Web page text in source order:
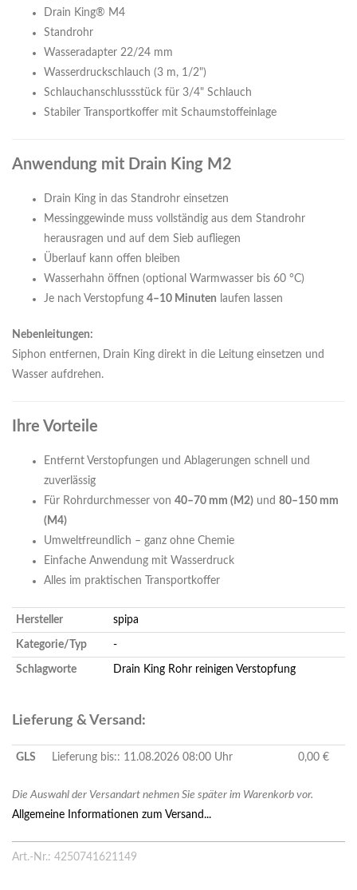
Drain King® M4
Standrohr
Wasseradapter 22/24 mm
Wasserdruckschlauch (3 m, 1/2")
Schlauchanschlussstück für 3/4" Schlauch
Stabiler Transportkoffer mit Schaumstoffeinlage
Anwendung mit Drain King M2
Drain King in das Standrohr einsetzen
Messinggewinde muss vollständig aus dem Standrohr
herausragen und auf dem Sieb aufliegen
Überlauf kann offen bleiben
Wasserhahn öffnen (optional Warmwasser bis 60 °C)
Je nach Verstopfung 4–10 Minuten laufen lassen
Nebenleitungen:
Siphon entfernen, Drain King direkt in die Leitung einsetzen und
Wasser aufdrehen.
Ihre Vorteile
Entfernt Verstopfungen und Ablagerungen schnell und
zuverlässig
Für Rohrdurchmesser von 40–70 mm (M2) und 80–150 mm
(M4)
Umweltfreundlich – ganz ohne Chemie
Einfache Anwendung mit Wasserdruck
Alles im praktischen Transportkoffer
Hersteller spipa
Kategorie/Typ -
Schlagworte Drain King Rohr reinigen Verstopfung
Lieferung & Versand:
GLS Lieferung bis:: 11.08.2026 08:00 Uhr 0,00 €
Die Auswahl der Versandart nehmen Sie später im Warenkorb vor.
Allgemeine Informationen zum Versand...
Art.-Nr.: 4250741621149